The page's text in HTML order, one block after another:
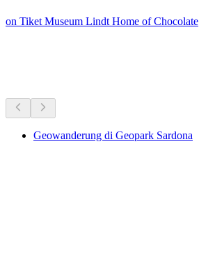
on Tiket Museum Lindt Home of Chocolate
Geowanderung di Geopark Sardona